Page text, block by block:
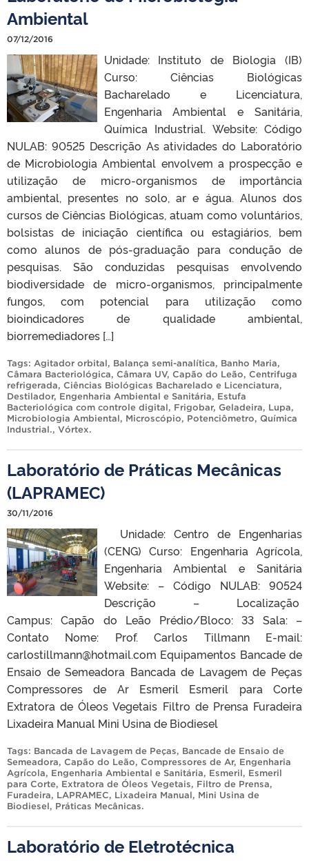
Ambiental
07/12/2016
Unidade: Instituto de Biologia (IB)
Curso: Ciências Biológicas
Bacharelado e Licenciatura,
Engenharia Ambiental e Sanitária,
Química Industrial. Website: Código
NULAB: 90525 Descrição As atividades do Laboratório
de Microbiologia Ambiental envolvem a prospecção e
utilização de micro-organismos de importância
ambiental, presentes no solo, ar e água. Alunos dos
cursos de Ciências Biológicas, atuam como voluntários,
bolsistas de iniciação científica ou estagiários, bem
como alunos de pós-graduação para condução de
pesquisas. São conduzidas pesquisas envolvendo
biodiversidade de micro-organismos, principalmente
fungos, com potencial para utilização como
bioindicadores de qualidade ambiental,
biorremediadores […]
Tags: Agitador orbital, Balança semi-analítica, Banho Maria,
Câmara Bacteriológica, Câmara UV, Capão do Leão, Centrifuga
refrigerada, Ciências Biológicas Bacharelado e Licenciatura,
Destilador, Engenharia Ambiental e Sanitária, Estufa
Bacteriológica com controle digital, Frigobar, Geladeira, Lupa,
Microbiologia Ambiental, Microscópio, Potenciômetro, Química
Industrial., Vórtex.
Laboratório de Práticas Mecânicas
(LAPRAMEC)
30/11/2016
Unidade: Centro de Engenharias
(CENG) Curso: Engenharia Agrícola,
Engenharia Ambiental e Sanitária
Website: – Código NULAB: 90524
Descrição – Localização
Campus: Capão do Leão Prédio/Bloco: 33 Sala: –
Contato Nome: Prof. Carlos Tillmann E-mail:
carlostillmann@hotmail.com Equipamentos Bancade de
Ensaio de Semeadora Bancada de Lavagem de Peças
Compressores de Ar Esmeril Esmeril para Corte
Extratora de Óleos Vegetais Filtro de Prensa Furadeira
Lixadeira Manual Mini Usina de Biodiesel
Tags: Bancada de Lavagem de Peças, Bancade de Ensaio de
Semeadora, Capão do Leão, Compressores de Ar, Engenharia
Agrícola, Engenharia Ambiental e Sanitária, Esmeril, Esmeril
para Corte, Extratora de Óleos Vegetais, Filtro de Prensa,
Furadeira, LAPRAMEC, Lixadeira Manual, Mini Usina de
Biodiesel, Práticas Mecânicas.
Laboratório de Eletrotécnica